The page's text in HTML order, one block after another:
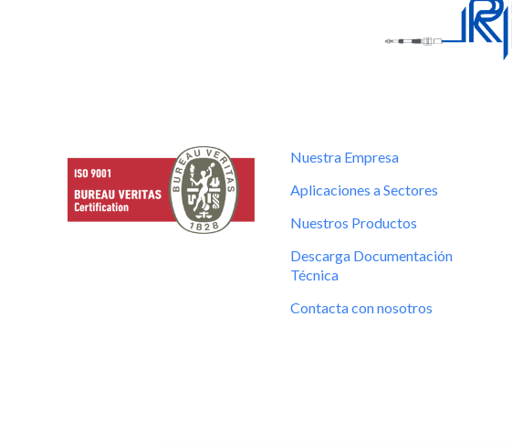
Nuestra Empresa
Aplicaciones a Sectores
Nuestros Productos
Descarga Documentación
Técnica
Contacta con nosotros